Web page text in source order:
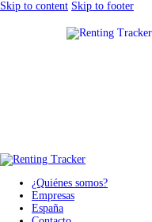
Skip to content Skip to footer
¿Quiénes somos?
Empresas
España